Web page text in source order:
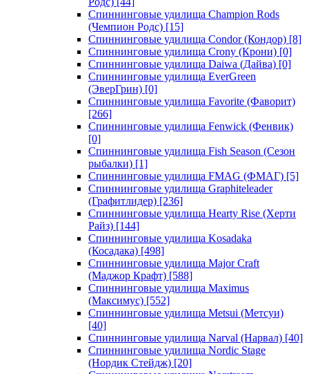
Спиннинговые удилища Champion Rods
(Чемпион Родс) [15]
Спиннинговые удилища Condor (Кондор) [8]
Спиннинговые удилища Crony (Крони) [0]
Спиннинговые удилища Daiwa (Дайва) [0]
Спиннинговые удилища EverGreen
(ЭверГрин) [0]
Спиннинговые удилища Favorite (Фаворит)
[266]
Спиннинговые удилища Fenwick (Фенвик)
[0]
Спиннинговые удилища Fish Season (Сезон
рыбалки) [1]
Спиннинговые удилища FMAG (ФМАГ) [5]
Спиннинговые удилища Graphiteleader
(Графитлидер) [236]
Спиннинговые удилища Hearty Rise (Херти
Райз) [144]
Спиннинговые удилища Kosadaka
(Косадака) [498]
Спиннинговые удилища Major Craft
(Маджор Крафт) [588]
Спиннинговые удилища Maximus
(Максимус) [552]
Спиннинговые удилища Metsui (Метсуи)
[40]
Спиннинговые удилища Narval (Нарвал) [40]
Спиннинговые удилища Nordic Stage
(Нордик Стейдж) [20]